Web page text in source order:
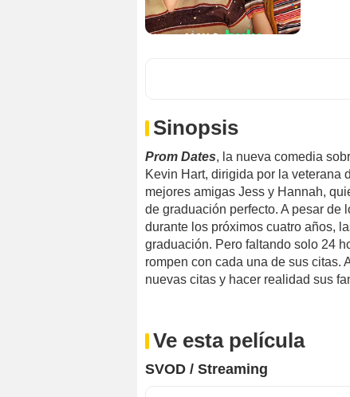
Sinopsis
Prom Dates, la nueva comedia
Kevin Hart, dirigida por la veterana
mejores amigas Jess y Hannah,
de graduación perfecto. A pesar de
durante los próximos cuatro años,
graduación. Pero faltando solo 24
rompen con cada una de sus citas.
nuevas citas y hacer realidad sus
Ve esta película
SVOD / Streaming